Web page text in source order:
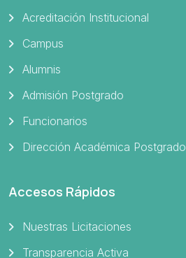
Acreditación Institucional
Campus
Alumnis
Admisión Postgrado
Funcionarios
Dirección Académica Postgrado
Accesos Rápidos
Nuestras Licitaciones
Transparencia Activa